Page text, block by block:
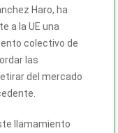
Haro, ha
a la UE una
colectivo de
las
del mercado
llamamiento